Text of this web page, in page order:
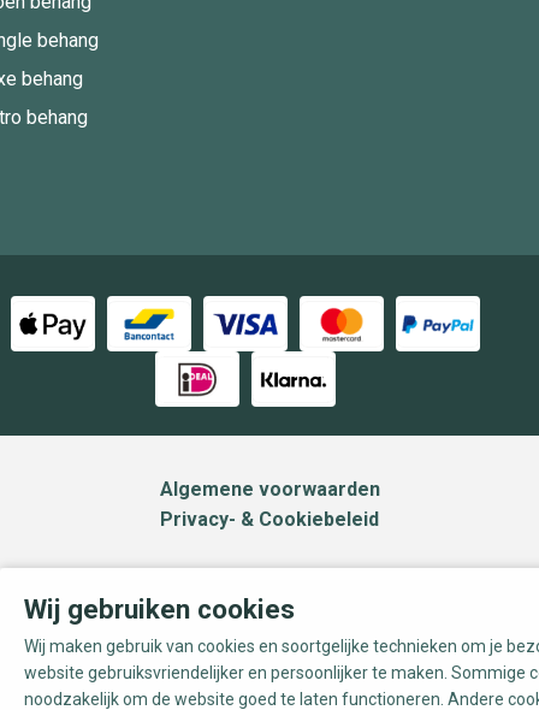
behang
behang
behang
Algemene voorwaarden
Privacy- & Cookiebeleid
Wij gebruiken cookies
Wij maken gebruik van cookies en soortgelijke technieken om je
website gebruiksvriendelijker en persoonlijker te maken. Sommige
noodzakelijk om de website goed te laten functioneren. Andere